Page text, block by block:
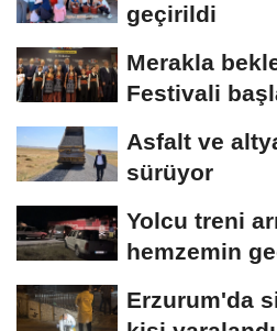
geçirildi
Merakla
Festivali
Asfalt ve
sürüyor
Yolcu treni
hemzemin
Erzurum'da